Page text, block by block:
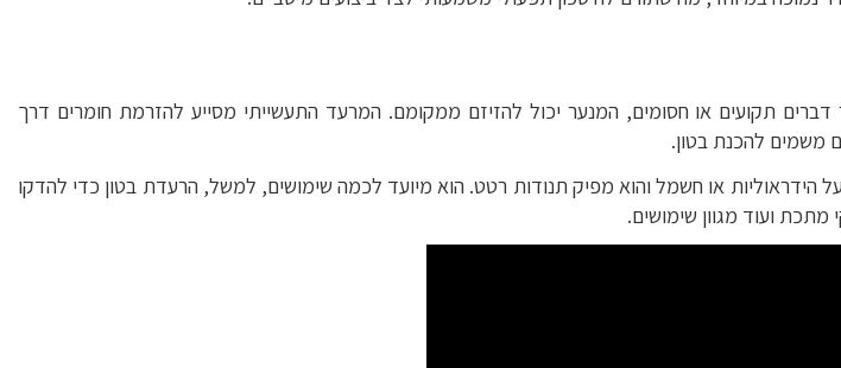
תקועים או חסומים, המנער יכול להזיזם ממקומם. המרעד התעשייתי מסייע להזרמת חומרים דרך
משמים להכנת בטון.
הידראוליות או חשמל והוא מפיק תנודות רטט. הוא מיועד לכמה שימושים, למשל, הרעדת בטון כדי להדקו
מתכת ועוד מגוון שימושים.